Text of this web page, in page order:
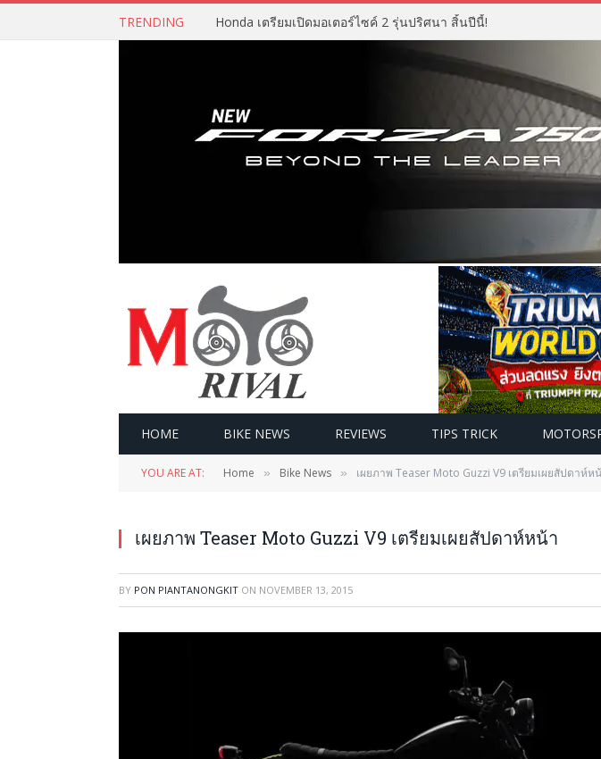
TRENDING Honda เตรียมเปิดมอเตอร์ไซค์ 2 รุ่นปริศนา สิ้นปีนี้!
HOME BIKE NEWS REVIEWS TIPS TRICK
YOU ARE AT: Home » Bike News » เผยภาพ Teaser Moto Guzzi V9 เตรียมเผยสัปดาห์ห
เผยภาพ Teaser Moto Guzzi V9 เตรียมเผยสัปดาห์หน้า
BY PON PIANTANONGKIT ON NOVEMBER 13, 2015